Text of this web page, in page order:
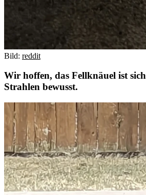
Bild: reddit
Wir hoffen, das Fellknäuel ist
Strahlen bewusst.